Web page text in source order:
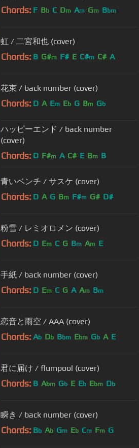
Chords: F Bb C Dm Am Gm Bbm
虹 / 二宮和也 (cover)
Chords: B G#m F# E C#m C# A
花束 / back number (cover)
Chords: D A Em Eb G Bm Gb
ハッピーエンド / back number
(cover)
Chords: D F#m A C# E Bm B
青いベンチ / サスケ (cover)
Chords: D A G Bm F#m G# D#
粉雪 / レミオロメン (cover)
Chords: D Em C G Bm Am E
手紙 / back number (cover)
Chords: D Em C G A Am Bm
恋音と雨空 / AAA (cover)
Chords: Ab Db Bbm Ebm Gb A E
君に届け / flumpool (cover)
Chords: B Abm Gb E Eb Ebm Db
瞬き / back number (cover)
Chords: Bb Ab Gm Eb Cm Fm G